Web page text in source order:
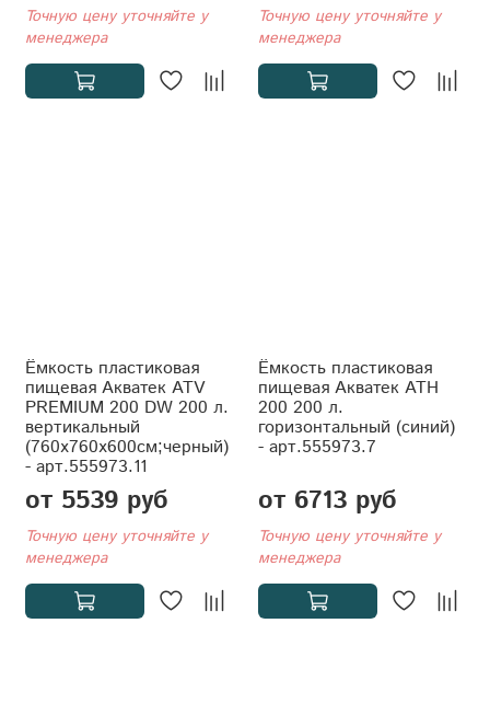
Точную цену уточняйте у
менеджера
Точную цену уточняйте у
менеджера
Ёмкость пластиковая
пищевая Акватек ATV
PREMIUM 200 DW 200 л.
вертикальный
(760x760x600см;черный)
- арт.555973.11
от 5539 руб
Точную цену уточняйте у
менеджера
Ёмкость пластиковая
пищевая Акватек АТH
200 200 л.
горизонтальный (синий)
- арт.555973.7
от 6713 руб
Точную цену уточняйте у
менеджера